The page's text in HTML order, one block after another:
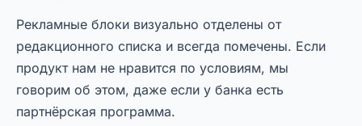
Рекламные блоки визуально отделены от
редакционного списка и всегда помечены. Если
продукт нам не нравится по условиям, мы
говорим об этом, даже если у банка есть
партнёрская программа.